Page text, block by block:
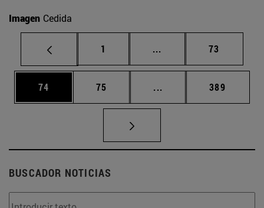
Imagen Cedida
Página
1 ... Páginas intermedias
Página
73
Página
74 Página
75 ... Páginas intermedias
Página
389
BUSCADOR NOTICIAS